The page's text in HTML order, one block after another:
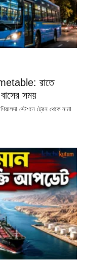
রাতে
সময়
স্টেশনে ট্রেন থেকে নামা